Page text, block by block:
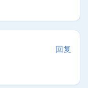
回复